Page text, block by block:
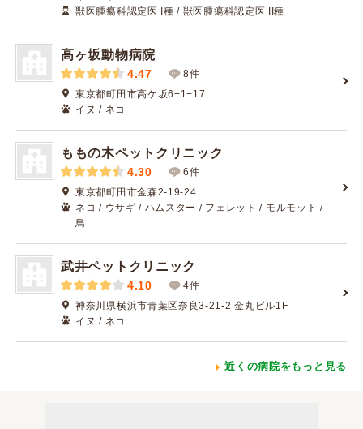
獣医腫瘍科認定医 I種 / 獣医腫瘍科認定医 II種
高ヶ坂動物病院
4.47
8件
東京都町田市高ケ坂6−1−17
イヌ / ネコ
ももの木ペットクリニック
4.30
6件
東京都町田市金森2-19-24
ネコ / ウサギ / ハムスター / フェレット / モルモット /
鳥
武井ペットクリニック
4.10
4件
神奈川県横浜市青葉区奈良3-21-2 金丸ビル1F
イヌ / ネコ
近くの病院をもっと見る